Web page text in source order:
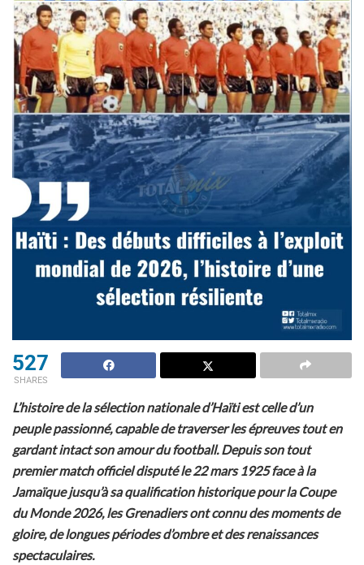
527
SHARES
L’histoire de la sélection nationale d’Haïti est celle d’un
peuple passionné, capable de traverser les épreuves tout en
gardant intact son amour du football. Depuis son tout
premier match officiel disputé le 22 mars 1925 face à la
Jamaïque jusqu’à sa qualification historique pour la Coupe
du Monde 2026, les Grenadiers ont connu des moments de
gloire, de longues périodes d’ombre et des renaissances
spectaculaires.